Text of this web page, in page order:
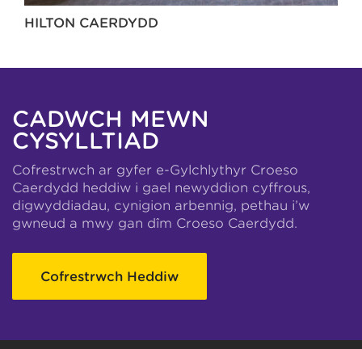
HILTON CAERDYDD
CADWCH MEWN
CYSYLLTIAD
Cofrestrwch ar gyfer e-Gylchlythyr Croeso
Caerdydd heddiw i gael newyddion cyffrous,
digwyddiadau, cynigion arbennig, pethau i’w
gwneud a mwy gan dîm Croeso Caerdydd.
Cofrestrwch Heddiw